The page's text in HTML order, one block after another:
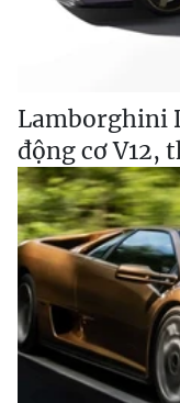
Lamborghini
động cơ V12,